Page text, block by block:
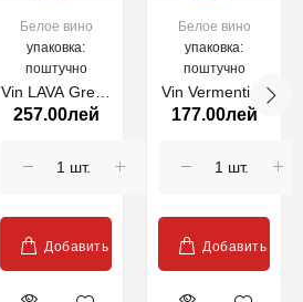
Белое вино
упаковка:
поштучно
Vin LAVA Greco
di Tufo, alb,
257.00лей
Добавить
Белое вино
упаковка:
поштучно
Vin Vermentino
Isola dei
RIPORTA, alb,
177.00лей
Добавить